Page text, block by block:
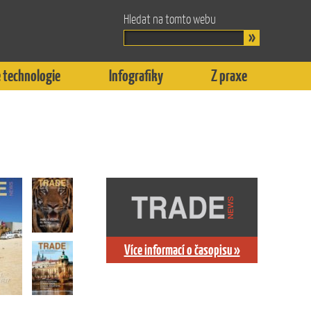
Hledat na tomto webu
technologie Infografiky Z praxe
Více informací o časopisu »